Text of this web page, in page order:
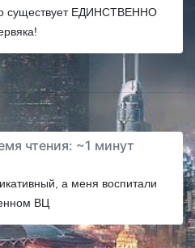
существует ЕДИНСТВЕННО
чтения: ~1 минут
а меня воспитали
ВЦ